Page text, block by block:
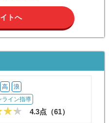
トへ
高 浪
ライン指導
4.3点（61）